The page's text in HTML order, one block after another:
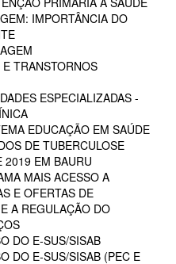
IMPORTÂNCIA DO
TRANSTORNOS
ESPECIALIZADAS -
EDUCAÇÃO EM SAÚDE
DE TUBERCULOSE
2019 EM BAURU
MAIS ACESSO A
E OFERTAS DE
A REGULAÇÃO DO
DO E-SUS/SISAB
DO E-SUS/SISAB (PEC E